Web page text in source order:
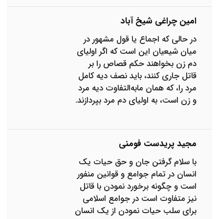
امین چراغی شیخ آباد
در حالی که اجماع یا قول مشهور در
میان شیعیان این است که اگر اولیای
دم زن بخواهند حکم قصاص را بر
قاتل جاری کنند، باید نصف دیه کامل
مرد را، که همان ما‌به‌التفاوت دیه مرد
و زن است، به اولیای دم مرد بپردازند.
مجید پریدست فومنی
با سلام گرفتن جان و حق حیات یک
انسان در تمام جوامع و قوانین منفور
است و چگونه برخورد نمودن با قاتل
نیز متفاوت است در جوامع اسلامی
برای سلب حیات نمودن از یک انسان